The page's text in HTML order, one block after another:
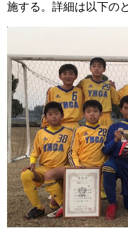
施する。詳細は以下の